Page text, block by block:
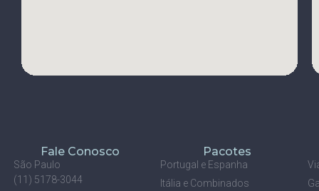
Fale Conosco
São Paulo
(11) 5178-3044
Pacotes
Portugal e Espanha
Itália e Combinados